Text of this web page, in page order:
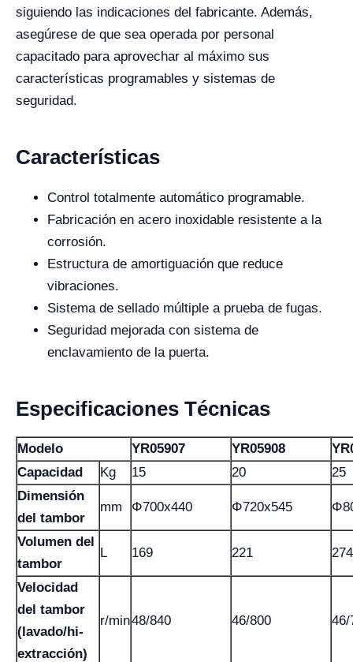
siguiendo las indicaciones del fabricante. Además,
asegúrese de que sea operada por personal
capacitado para aprovechar al máximo sus
características programables y sistemas de
seguridad.
Características
Control totalmente automático programable.
Fabricación en acero inoxidable resistente a la
corrosión.
Estructura de amortiguación que reduce
vibraciones.
Sistema de sellado múltiple a prueba de fugas.
Seguridad mejorada con sistema de
enclavamiento de la puerta.
Especificaciones Técnicas
Modelo YR05907 YR05908
Capacidad
Kg 15 20
25
Dimensión
del tambor
mm Φ700x440 Φ720x545
Volumen del
tambor
L 169 221 274
Velocidad
del tambor
(lavado/hi-
extracción)
r/min48/840 46/800 46/